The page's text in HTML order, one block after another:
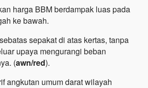
harga BBM berdampak luas pada
ke bawah.
sepakat di atas kertas, tanpa
upaya mengurangi beban
(awn/red).
angkutan umum darat wilayah